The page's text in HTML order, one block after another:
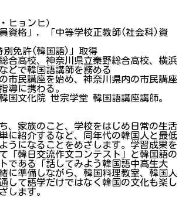
ヒョンヒ）
資格」, 「中等学校正教師(社会科)資
免許(韓国語)」取得
合高校、神奈川県立秦野総合高校、横浜
どで韓国語講師を務める
市民講座を始め、神奈川県内の市民講座
導に携わる。
国文化院 世宗学堂 韓国語講座講師。
、家族のこと、学校をはじめ日常の生活
に紹介するなど、同年代の韓国人と最低
うになることをめざします。学習成果を
「韓日交流作文コンテスト」と韓国語の
である「話してみよう韓国語中高生大
に準備しながら、韓国料理教室、韓国人
して語学だけではなく韓国の文化も楽し
します。